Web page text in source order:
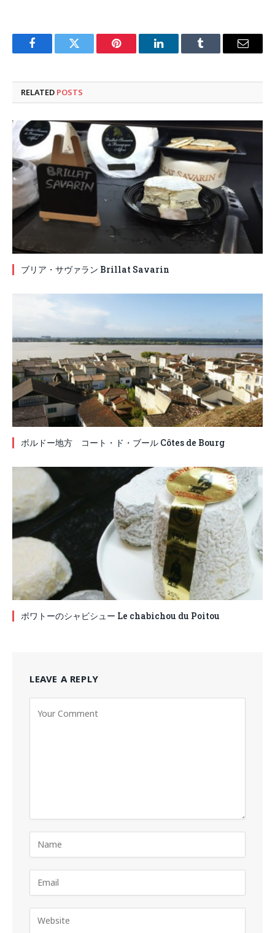
FacebookTwitter Pinterest LinkedInTumblr Email
RELATED POSTS
ブリア・サヴァラン Brillat Savarin
ボルドー地方 コート・ド・ブール Côtes de Bourg
ポワトーのシャビシュー Le chabichou du Poitou
LEAVE A REPLY